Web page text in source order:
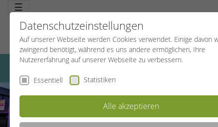
☰
Datenschutzeinstellungen
Auf unserer Webseite werden Cookies verwendet. Einige davon
zwingend benötigt, während es uns andere ermöglichen, Ihre
Nutzererfahrung auf unserer Webseite zu verbessern.
Essentiell Statistiken
Alle akzeptieren